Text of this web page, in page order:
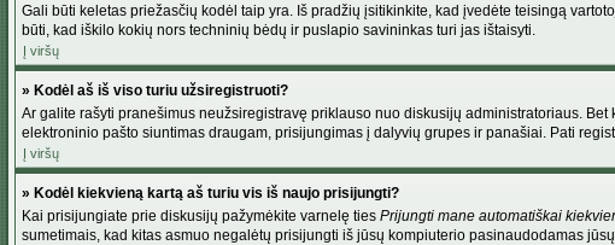
Gali būti keletas priežasčių kodėl taip yra. Iš pradžių įsitikinkite, kad įvedėte teisingą
būti, kad iškilo kokių nors techninių bėdų ir puslapio savininkas turi jas ištaisyti.
Į viršų
» Kodėl aš iš viso turiu užsiregistruoti?
Ar galite rašyti pranešimus neužsiregistravę priklauso nuo diskusijų administratoriaus.
elektroninio pašto siuntimas draugam, prisijungimas į dalyvių grupes ir panašiai. Pati
Į viršų
» Kodėl kiekvieną kartą aš turiu vis iš naujo prisijungti?
Kai prisijungiate prie diskusijų pažymėkite varnelę ties Prijungti mane automatiškai
sumetimais, kad kitas asmuo negalėtų prisijungti iš jūsų kompiuterio pasinaudodamas